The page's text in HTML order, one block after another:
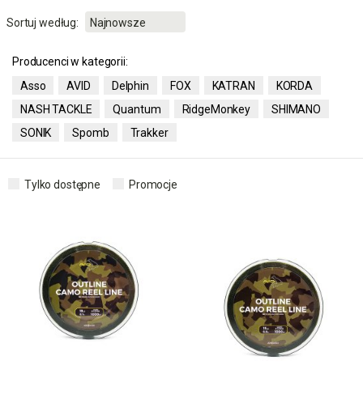
Tylko dostępne Promocje
Sortuj według:
Producenci w kategorii:
Asso
AVID Delphin FOX KATRAN
KORDA
NASH TACKLE
Quantum RidgeMonkey
SHIMANO
SONIK
Spomb Trakker